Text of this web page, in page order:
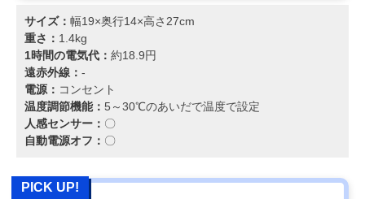
サイズ： 幅19×奥行14×高さ27cm
重さ： 1.4kg
1時間の電気代： 約18.9円
遠赤外線： -
電源： コンセント
温度調節機能： 5～30℃のあいだで温度で設定
人感センサー： 〇
自動電源オフ： 〇
PICK UP!